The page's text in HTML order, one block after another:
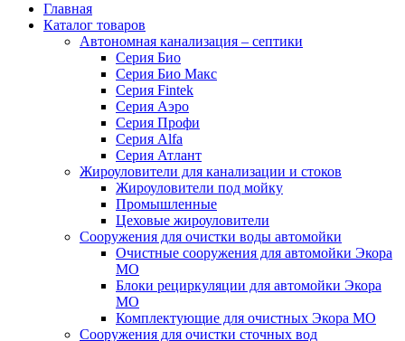
Главная
Каталог товаров
Автономная канализация – септики
Серия Био
Серия Био Макс
Серия Fintek
Серия Аэро
Серия Профи
Серия Alfa
Серия Атлант
Жироуловители для канализации и стоков
Жироуловители под мойку
Промышленные
Цеховые жироуловители
Сооружения для очистки воды автомойки
Очистные сооружения для автомойки Экора
МО
Блоки рециркуляции для автомойки Экора
МО
Комплектующие для очистных Экора МО
Сооружения для очистки сточных вод